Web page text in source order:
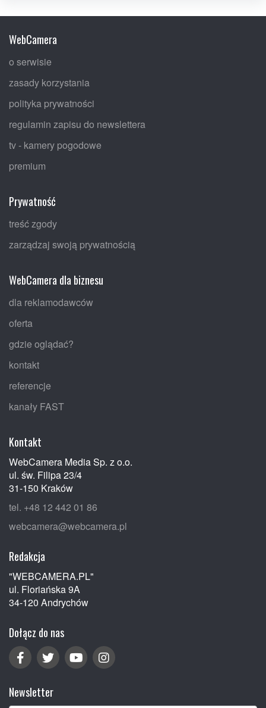
WebCamera
o serwisie
zasady korzystania
polityka prywatności
regulamin zapisu do newslettera
tv - kamery pogodowe
premium
Prywatność
treść zgody
zarządzaj swoją prywatnością
WebCamera dla biznesu
dla reklamodawców
oferta
gdzie oglądać?
kontakt
referencje
kanały FAST
Kontakt
WebCamera Media Sp. z o.o.
ul. św. Filipa 23/4
31-150 Kraków
tel. +48 12 442 01 86
webcamera@webcamera.pl
Redakcja
"WEBCAMERA.PL"
ul. Floriańska 9A
34-120 Andrychów
Dołącz do nas
Newsletter